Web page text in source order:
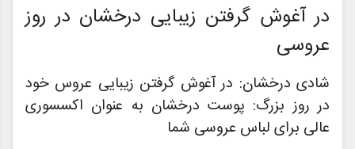
در آغوش گرفتن زیبایی درخشان در روز
عروسی
شادی درخشان: در آغوش گرفتن زیبایی عروس خود
در روز بزرگ: پوست درخشان به عنوان اکسسوری
عالی برای لباس عروسی شما